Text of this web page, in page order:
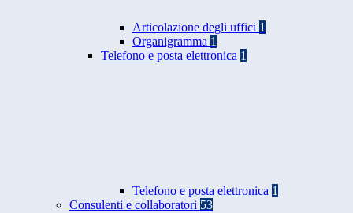
Articolazione degli uffici 1
Organigramma 1
Telefono e posta elettronica 1
Telefono e posta elettronica 1
Consulenti e collaboratori 53